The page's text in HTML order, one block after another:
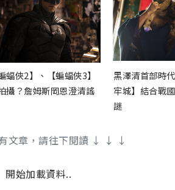
蝠俠2】、【蝙蝠俠3】
攝？詹姆斯岡恩澄清謠
黑澤清首部時
牢城】結合戰
謎
文章，請往下閱讀 ↓ ↓ ↓
開始加載資料..